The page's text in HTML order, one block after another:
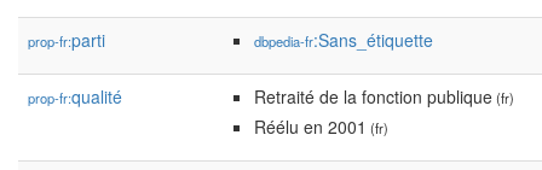
prop-fr:parti dbpedia-fr:Sans_étiquette
prop-fr:qualité Retraité de la fonction publique(fr)
Réélu en 2001 (fr)